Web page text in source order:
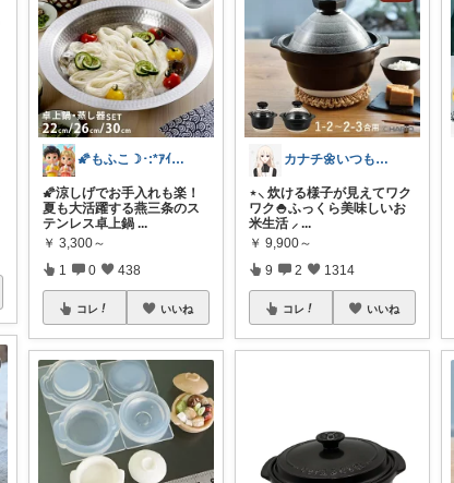
🌠もふこ☽･:*ｱｲｺﾝ変更しました♪
🌠涼しげでお手入れも楽！
夏も大活躍する燕三条のス
テンレス卓上鍋 ...
￥ 3,300～
1 0 438
コレ いいね
カナチ🌼いつもご覧くださり感謝ꕤ
⋆⸜ 炊ける様子が見えてワク
ワク🍚ふっくら美味しいお
米生活 ⸝ ...
￥ 9,900～
9 2 1314
コレ いいね